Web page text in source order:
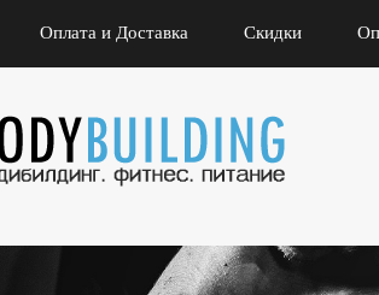
Оплата и Доставка Скидки